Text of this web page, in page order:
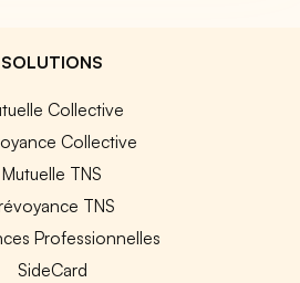
SOLUTIONS
Collective
Collective
Mutuelle TNS
TNS
Professionnelles
SideCard